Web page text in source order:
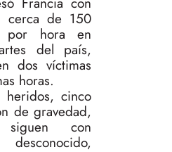
cerca de 150
por hora en
del país,
dos víctimas
horas.
cinco
de gravedad,
con